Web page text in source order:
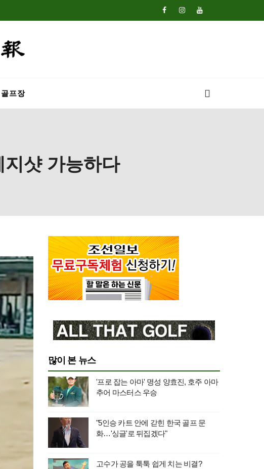
골프장
샷 가능하다
많이 본 뉴스
'프로 잡는 아마' 명성 양효진, 호주 아마
추어 마스터스 우승
"5인승 카트 안에 갇힌 한국 골프 문
화…'싱글'로 뒤집겠다"
고수가 공을 툭툭 쉽게 치는 비결?